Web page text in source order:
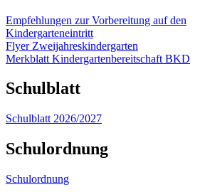
Empfehlungen zur Vorbereitung auf den
Kindergarteneintritt
Flyer Zweijahreskindergarten
Merkblatt Kindergartenbereitschaft BKD
Schulblatt
Schulblatt 2026/2027
Schulordnung
Schulordnung